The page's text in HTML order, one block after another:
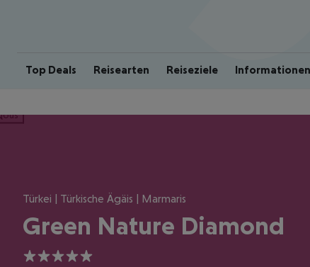
Top Deals Reisearten Reiseziele Informationen
Türkei | Türkische Ägäis | Marmaris
Green Nature Diamond
5